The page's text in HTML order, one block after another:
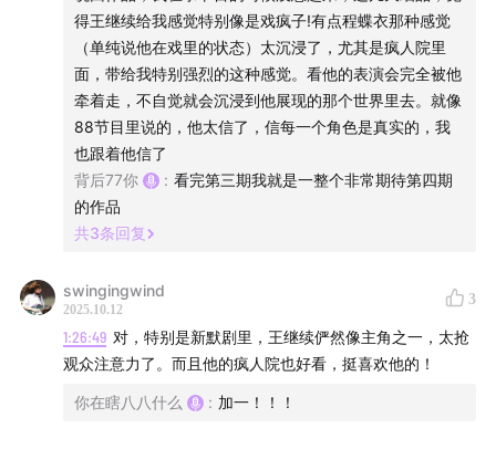
得王继续给我感觉特别像是戏疯子!有点程蝶衣那种感觉
（单纯说他在戏里的状态）太沉浸了，尤其是疯人院里
面，带给我特别强烈的这种感觉。看他的表演会完全被他
牵着走，不自觉就会沉浸到他展现的那个世界里去。就像
88节目里说的，他太信了，信每一个角色是真实的，我
也跟着他信了
背后77你
: 看完第三期我就是一整个非常期待第四期
的作品
共3条回复
swingingwind
2025.10.12
3
1:26:49 对，特别是新默剧里，王继续俨然像主角之一，太抢
观众注意力了。而且他的疯人院也好看，挺喜欢他的！
你在瞎八八什么 : 加一！！！